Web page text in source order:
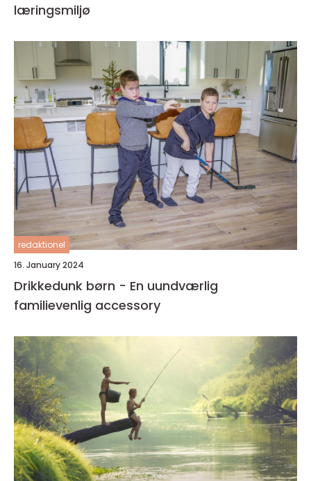
læringsmiljø
redaktionel
16. January 2024
Drikkedunk børn - En uundværlig
familievenlig accessory